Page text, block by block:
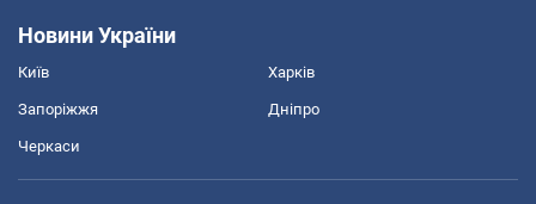
Новини України
Київ Харків
Запоріжжя Дніпро
Черкаси